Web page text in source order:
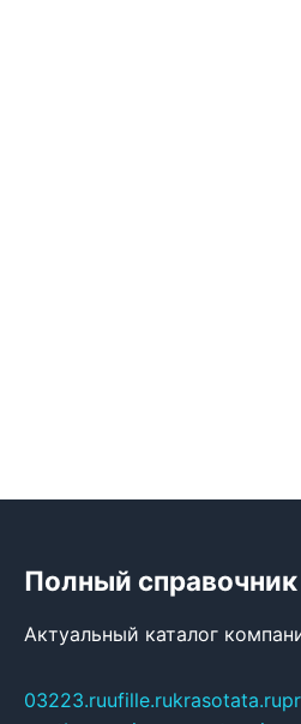
Полный
Актуальный каталог
03223.ruufille.rukrasotata.ru